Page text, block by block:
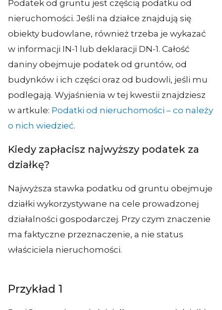
Podatek od gruntu jest częścią podatku od
nieruchomości. Jeśli na działce znajdują się
obiekty budowlane, również trzeba je wykazać
w informacji IN-1 lub deklaracji DN-1. Całość
daniny obejmuje podatek od gruntów, od
budynków i ich części oraz od budowli, jeśli mu
podlegają. Wyjaśnienia w tej kwestii znajdziesz
w artkule: Podatki od nieruchomości – co należy
o nich wiedzieć.
Kiedy zapłacisz najwyższy podatek za
działkę?
Najwyższa stawka podatku od gruntu obejmuje
działki wykorzystywane na cele prowadzonej
działalności gospodarczej. Przy czym znaczenie
ma faktyczne przeznaczenie, a nie status
właściciela nieruchomości.
Przykład 1